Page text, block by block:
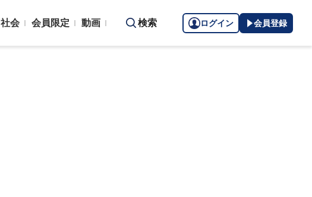
社会 会員限定 動画 検索 ログイン 会員登録